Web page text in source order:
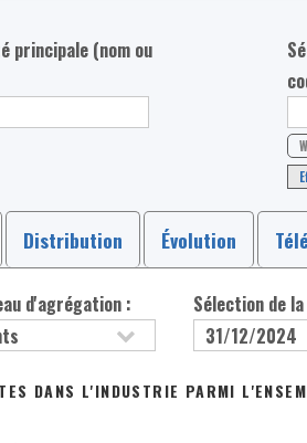
principale (nom ou
Distribution Évolution
d'agrégation : Sélection de
DANS L'INDUSTRIE PARMI